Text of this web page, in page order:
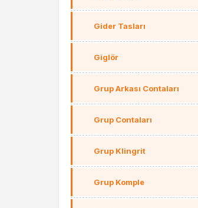
Gider Tasları
Giglör
Grup Arkası Contaları
Grup Contaları
Grup Klingrit
Grup Komple